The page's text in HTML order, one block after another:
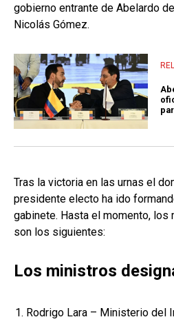
gobierno entrante de Abelardo
Nicolás Gómez.
Tras la victoria en las urnas el
presidente electo ha ido
gabinete. Hasta el momento,
son los siguientes:
Los ministros
Rodrigo Lara – Ministerio del